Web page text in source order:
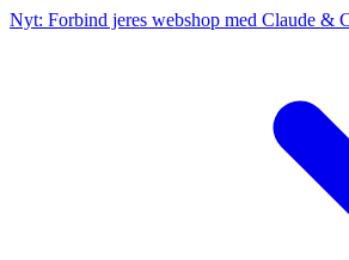
Nyt: Forbind jeres webshop med Claude &